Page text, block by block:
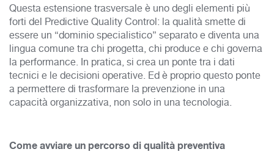
Questa estensione trasversale è uno degli elementi più
forti del Predictive Quality Control: la qualità smette di
essere un “dominio specialistico” separato e diventa una
lingua comune tra chi progetta, chi produce e chi governa
la performance. In pratica, si crea un ponte tra i dati
tecnici e le decisioni operative. Ed è proprio questo ponte
a permettere di trasformare la prevenzione in una
capacità organizzativa, non solo in una tecnologia.
Come avviare un percorso di qualità preventiva